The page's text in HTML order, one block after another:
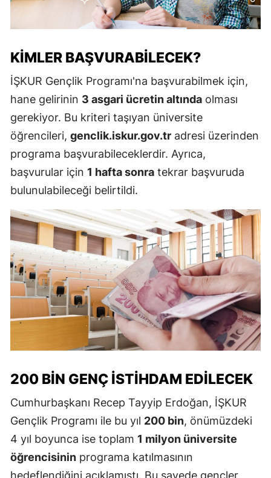
KIMLER BAŞVURABILECEK?
İŞKUR Gençlik Programı'na başvurabilmek için,
hane gelirinin 3 asgari ücretin altında olması
gerekiyor. Bu kriteri taşıyan üniversite
öğrencileri, genclik.iskur.gov.tr adresi üzerinden
programa başvurabileceklerdir. Ayrıca,
başvurular için 1 hafta sonra tekrar başvuruda
bulunulabileceği belirtildi.
200 BIN GENÇ İSTIHDAM EDILECEK
Cumhurbaşkanı Recep Tayyip Erdoğan, İŞKUR
Gençlik Programı ile bu yıl 200 bin, önümüzdeki
4 yıl boyunca ise toplam 1 milyon üniversite
öğrencisinin programa katılmasının
hedeflendiğini açıklamıştı. Bu sayede gençler,